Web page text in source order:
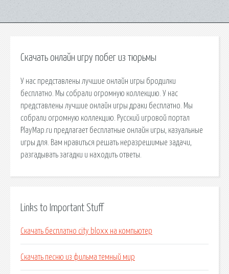
Скачать онлайн игру побег из тюрьмы
У нас представлены лучшие онлайн игры бродилки
бесплатно. Мы собрали огромную коллекцию. У нас
представлены лучшие онлайн игры драки бесплатно. Мы
собрали огромную коллекцию. Русский игровой портал
PlayMap.ru предлагает бесплатные онлайн игры, казуальные
игры для. Вам нравиться решать неразрешимые задачи,
разгадывать загадки и находить ответы.
Links to Important Stuff
Скачать бесплатно city bloxx на компьютер
Скачать песню из фильма темный мир